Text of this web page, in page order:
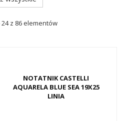
NOTATNIK CASTELLI
AQUARELA BLUE SEA 19X25
LINIA
z 86 elementów